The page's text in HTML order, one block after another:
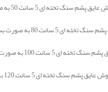
قیمت عایق پشم سنگ
قیمت عایق پشم سنگ تخته ای 5 سانتی متر دانسیته 80 در هر
قیمت عایق پشم سنگ تخته ای 5 سانتی متر دانسیته
قیمت